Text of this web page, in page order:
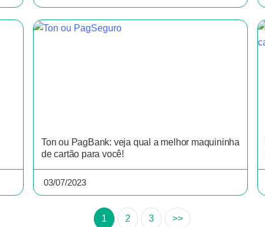
Ton ou PagBank: veja qual a melhor maquininha
de cartão para você!
03/07/2023
1 2 3 >>